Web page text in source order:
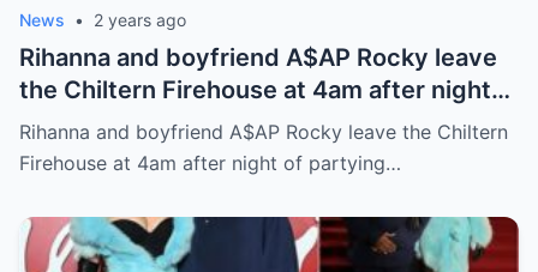
News • 2 years ago
Rihanna and boyfriend A$AP Rocky leave
the Chiltern Firehouse at 4am after night
of partying at The British Fashion Awards
Rihanna and boyfriend A$AP Rocky leave the Chiltern
Firehouse at 4am after night of partying…